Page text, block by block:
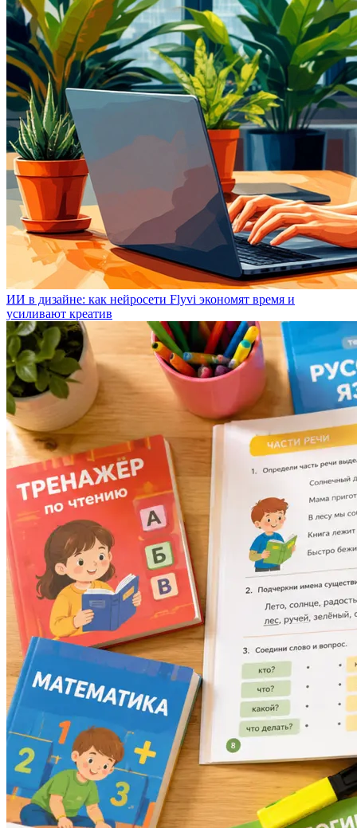
ИИ в дизайне: как нейросети Flyvi экономят время и
усиливают креатив